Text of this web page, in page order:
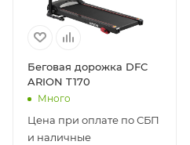
Беговая дорожка DFC
ARION T170
Много
Цена при оплате по СБП
и наличные